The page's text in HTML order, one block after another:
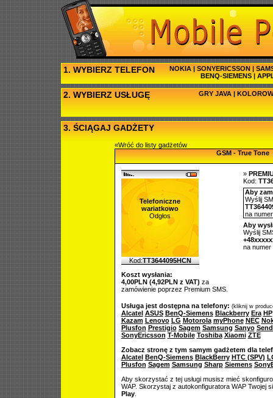
1. WYBIERZ TELEFON NOKIA | SONYERICSSON |
BENQ-SIEMENS |
2. WYBIERZ USŁUGĘ GRY JAVA |
3. ŚCIĄGAJ GADŻETY
«Wróć do listy gadżetów
GSM - True Tone
Telefoniczne
wariatkowo
Odgłos
Kod:TT3644095HCN
Koszt wysłania:
4,00PLN (4,92PLN z VAT) za
zamówienie poprzez Premium SMS.
»
Kod:
Aby
Wyślij
na
Aby
Wyślij
na numer
Usługa jest dostępna na telefony: (kliknij w
Alcatel ASUS BenQ-Siemens Blackberry Era HP
Kazam Lenovo LG Motorola myPhone NEC
Plusfon Prestigio Sagem Samsung Sanyo
SonyEricsson T-Mobile Toshiba Xiaomi ZTE
Zobacz stronę z tym samym gadżetem dla
Alcatel BenQ-Siemens BlackBerry HTC (SPV)
Plusfon Sagem Samsung Sharp Siemens
Aby skorzystać z tej usługi musisz mieć
WAP. Skorzystaj z autokonfiguratora WAP Twojej
Play.